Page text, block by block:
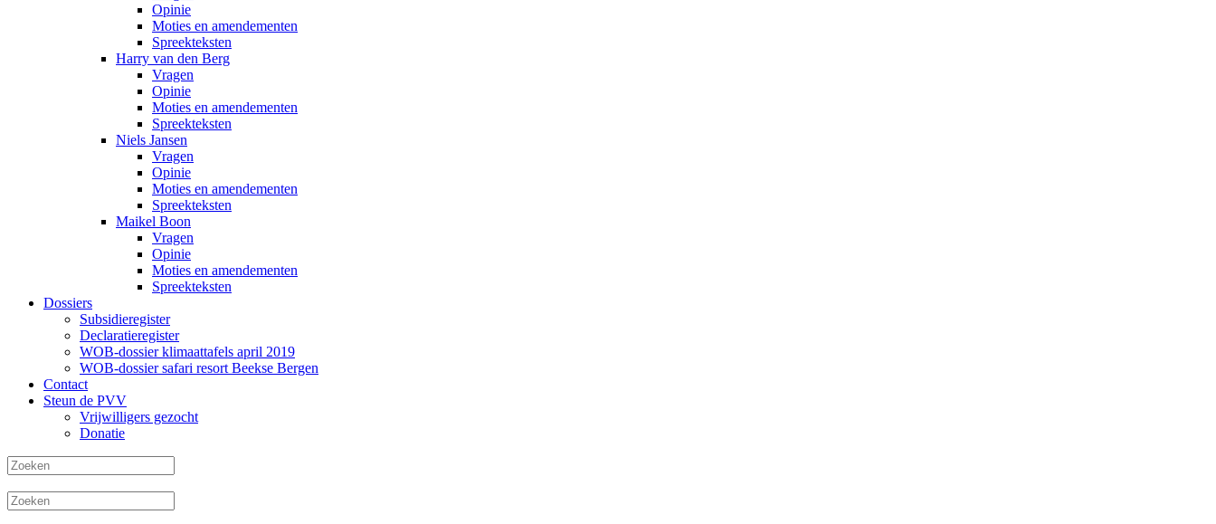
Opinie
Moties en amendementen
Spreekteksten
Harry van den Berg
Vragen
Opinie
Moties en amendementen
Spreekteksten
Niels Jansen
Vragen
Opinie
Moties en amendementen
Spreekteksten
Maikel Boon
Vragen
Opinie
Moties en amendementen
Spreekteksten
Dossiers
Subsidieregister
Declaratieregister
WOB-dossier klimaattafels april 2019
WOB-dossier safari resort Beekse Bergen
Contact
Steun de PVV
Vrijwilligers gezocht
Donatie